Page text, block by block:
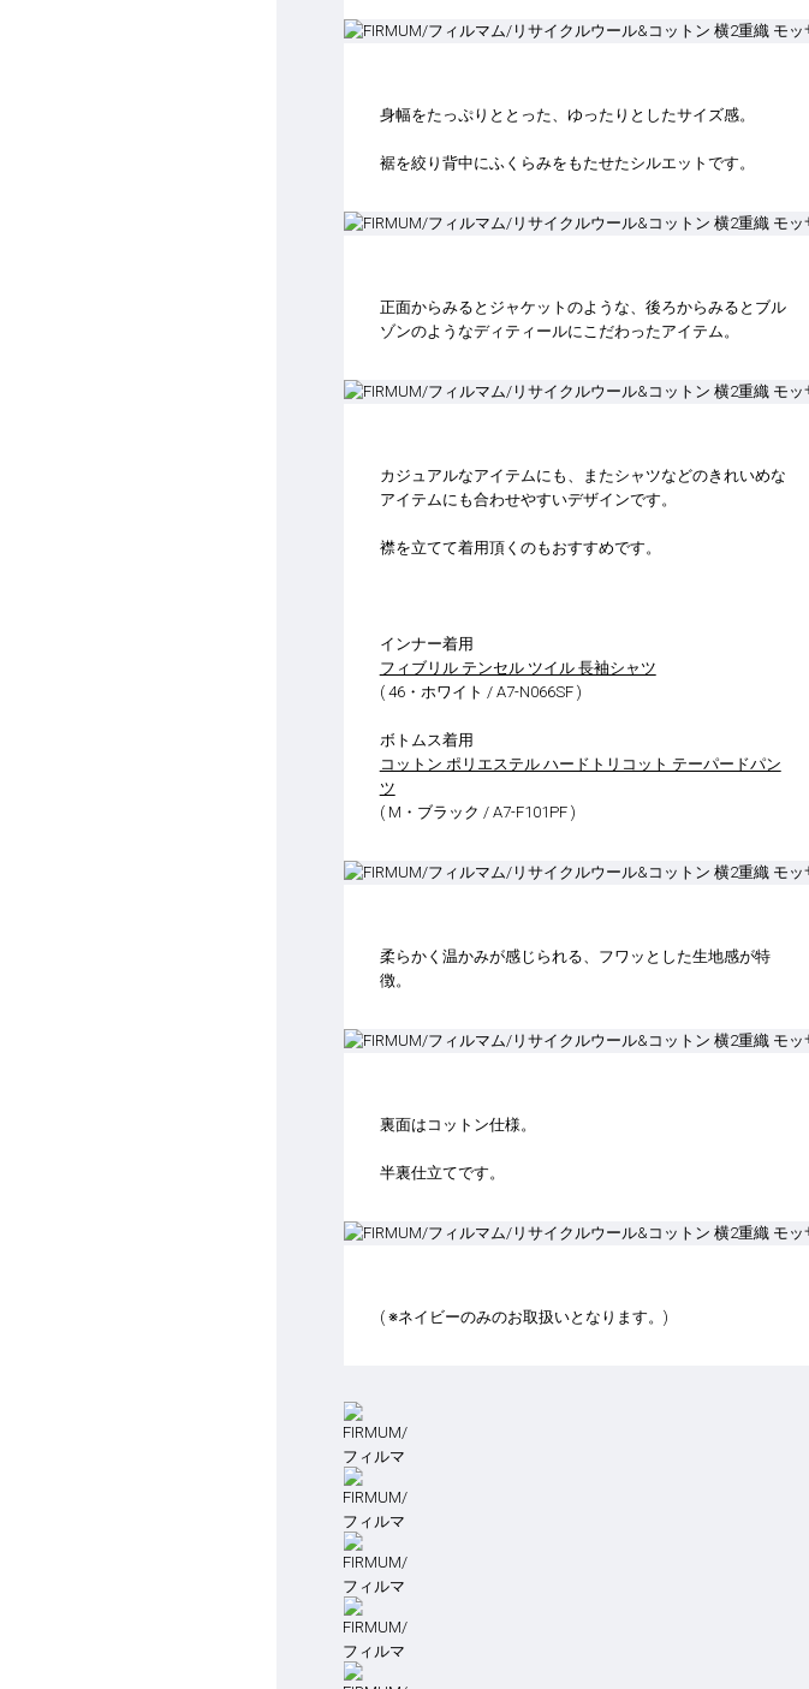
身幅をたっぷりととった、ゆったりとしたサイズ感。
裾を絞り背中にふくらみをもたせたシルエットです。
正面からみるとジャケットのような、後ろからみるとブル
ゾンのようなディティールにこだわったアイテム。
カジュアルなアイテムにも、またシャツなどのきれいめな
アイテムにも合わせやすいデザインです。
襟を立てて着用頂くのもおすすめです。
インナー着用
フィブリル テンセル ツイル 長袖シャツ
( 46・ホワイト / A7-N066SF )
ボトムス着用
コットン ポリエステル ハードトリコット テーパードパン
ツ
( M・ブラック / A7-F101PF )
柔らかく温かみが感じられる、フワッとした生地感が特
徴。
裏面はコットン仕様。
半裏仕立てです。
( ※ネイビーのみのお取扱いとなります。)